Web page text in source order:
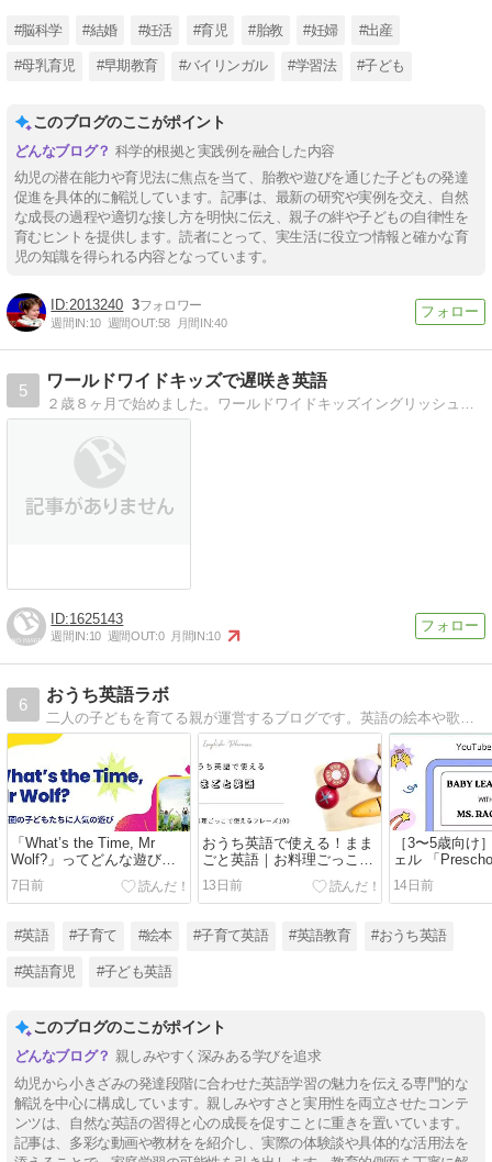
#脳科学 #結婚 #妊活 #育児 #胎教 #妊婦 #出産
#母乳育児 #早期教育 #バイリンガル #学習法 #子ども
このブログのここがポイント
科学的根拠と実践例を融合した内容
幼児の潜在能力や育児法に焦点を当て、胎教や遊びを通じた子どもの発達
促進を具体的に解説しています。記事は、最新の研究や実例を交え、自然
な成長の過程や適切な接し方を明快に伝え、親子の絆や子どもの自律性を
育むヒントを提供します。読者にとって、実生活に役立つ情報と確かな育
児の知識を得られる内容となっています。
2013240 3
週間IN:10 週間OUT:58 月間IN:40
5
ワールドワイドキッズで遅咲き英語
1625143
週間IN:10 週間OUT:0 月間IN:10
6
おうち英語ラボ
「What’s the Time, Mr
Wolf?」ってどんな遊び？
親子で楽しめる、イギリス
生まれの英語ゲーム
7日前
おうち英語で使える！まま
ごと英語｜お料理ごっこで
使える英語フレーズ100選
13日前
［3〜5歳向け
ェル 「
Phonics Song
クスを楽しく
14日前
#英語 #子育て #絵本 #子育て英語 #英語教育 #おうち英語
#英語育児 #子ども英語
このブログのここがポイント
親しみやすく深みある学びを追求
幼児から小きざみの発達段階に合わせた英語学習の魅力を伝える専門的な
解説を中心に構成しています。親しみやすさと実用性を両立させたコンテ
ンツは、自然な英語の習得と心の成長を促すことに重きを置いています。
記事は、多彩な動画や教材をを紹介し、実際の体験談や具体的な活用法を